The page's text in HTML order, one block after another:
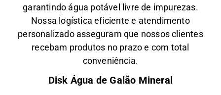
garantindo água potável livre de impurezas.
Nossa logística eficiente e atendimento
personalizado asseguram que nossos clientes
recebam produtos no prazo e com total
conveniência.
Disk Água de Galão Mineral